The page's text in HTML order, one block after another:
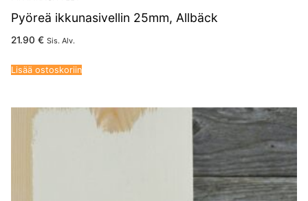
Pyöreä ikkunasivellin 25mm, Allbäck
21.90 € Sis. Alv.
Lisää ostoskoriin